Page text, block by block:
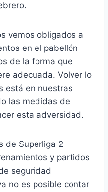
vemos obligados a
en el pabellón
de la forma que
adecuada. Volver lo
está en nuestras
las medidas de
esta adversidad.
de Superliga 2
y partidos
seguridad
no es posible contar